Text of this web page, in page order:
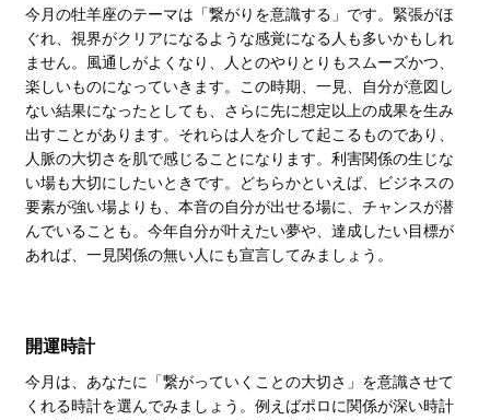
今月の牡羊座のテーマは「繋がりを意識する」です。緊張がほ
ぐれ、視界がクリアになるような感覚になる人も多いかもしれ
ません。風通しがよくなり、人とのやりとりもスムーズかつ、
楽しいものになっていきます。この時期、一見、自分が意図し
ない結果になったとしても、さらに先に想定以上の成果を生み
出すことがあります。それらは人を介して起こるものであり、
人脈の大切さを肌で感じることになります。利害関係の生じな
い場も大切にしたいときです。どちらかといえば、ビジネスの
要素が強い場よりも、本音の自分が出せる場に、チャンスが潜
んでいることも。今年自分が叶えたい夢や、達成したい目標が
あれば、一見関係の無い人にも宣言してみましょう。
開運時計
今月は、あなたに「繋がっていくことの大切さ」を意識させて
くれる時計を選んでみましょう。例えばポロに関係が深い時計